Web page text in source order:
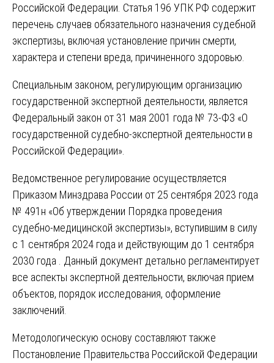
Российской Федерации. Статья 196 УПК РФ содержит
перечень случаев обязательного назначения судебной
экспертизы, включая установление причин смерти,
характера и степени вреда, причиненного здоровью.
Специальным законом, регулирующим организацию
государственной экспертной деятельности, является
Федеральный закон от 31 мая 2001 года № 73-ФЗ «О
государственной судебно-экспертной деятельности в
Российской Федерации».
Ведомственное регулирование осуществляется
Приказом Минздрава России от 25 сентября 2023 года
№ 491н «Об утверждении Порядка проведения
судебно-медицинской экспертизы», вступившим в силу
с 1 сентября 2024 года и действующим до 1 сентября
2030 года . Данный документ детально регламентирует
все аспекты экспертной деятельности, включая прием
объектов, порядок исследования, оформление
заключений.
Методологическую основу составляют также
Постановление Правительства Российской Федерации